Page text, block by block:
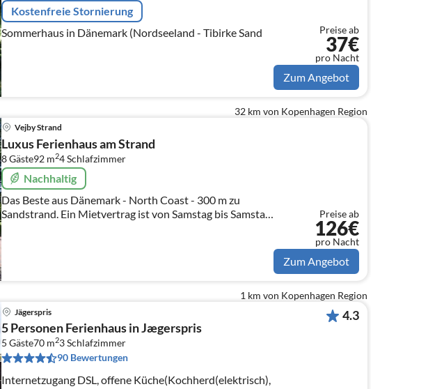
Kostenfreie Stornierung
Sommerhaus in Dänemark (Nordseeland - Tibirke Sand
Preise ab
37€
pro Nacht
Zum Angebot
32 km von Kopenhagen Region
Vejby Strand
Luxus Ferienhaus am Strand
8 Gäste92 m24Schlafzimmer
Nachhaltig
Das Beste aus Dänemark - North Coast - 300 m zu
Sandstrand. Ein Mietvertrag ist von Samstag bis Samstag.
Es kann eine Woche, 14 Tage oder mehr sein.
Preise ab
126€
pro Nacht
Zum Angebot
1 km von Kopenhagen Region
Jägerspris
5 Personen Ferienhaus in Jægerspris
5 Gäste70 m23Schlafzimmer
90 Bewertungen
Internetzugang DSL, offene Küche(Kochherd(elektrisch),
4.3